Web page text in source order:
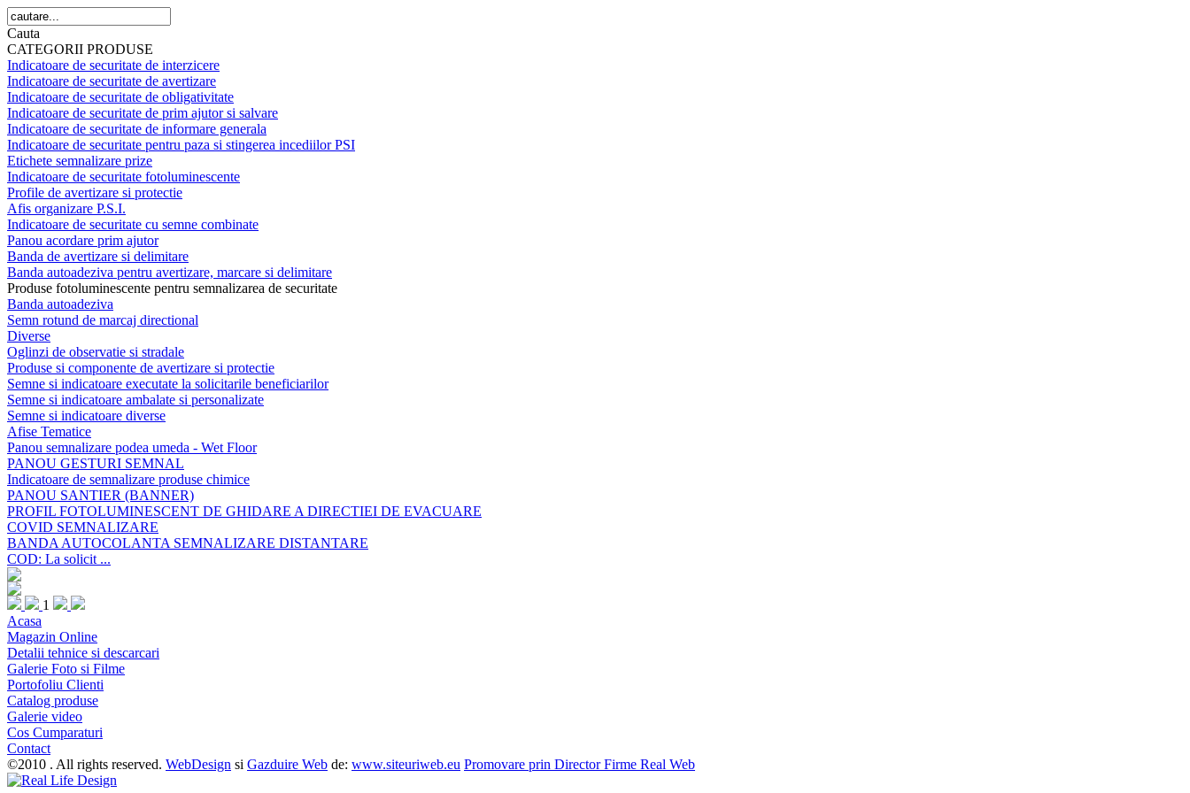
Cauta
CATEGORII PRODUSE
Indicatoare de securitate de interzicere
Indicatoare de securitate de avertizare
Indicatoare de securitate de obligativitate
Indicatoare de securitate de prim ajutor si salvare
Indicatoare de securitate de informare generala
Indicatoare de securitate pentru paza si stingerea incediilor PSI
Etichete semnalizare prize
Indicatoare de securitate fotoluminescente
Profile de avertizare si protectie
Afis organizare P.S.I.
Indicatoare de securitate cu semne combinate
Panou acordare prim ajutor
Banda de avertizare si delimitare
Banda autoadeziva pentru avertizare, marcare si delimitare
Produse fotoluminescente pentru semnalizarea de securitate
Banda autoadeziva
Semn rotund de marcaj directional
Diverse
Oglinzi de observatie si stradale
Produse si componente de avertizare si protectie
Semne si indicatoare executate la solicitarile beneficiarilor
Semne si indicatoare ambalate si personalizate
Semne si indicatoare diverse
Afise Tematice
Panou semnalizare podea umeda - Wet Floor
PANOU GESTURI SEMNAL
Indicatoare de semnalizare produse chimice
PANOU SANTIER (BANNER)
PROFIL FOTOLUMINESCENT DE GHIDARE A DIRECTIEI DE EVACUARE
COVID SEMNALIZARE
BANDA AUTOCOLANTA SEMNALIZARE DISTANTARE
COD: La solicit ...
1
Acasa
Magazin Online
Detalii tehnice si descarcari
Galerie Foto si Filme
Portofoliu Clienti
Catalog produse
Galerie video
Cos Cumparaturi
Contact
©2010 . All rights reserved. WebDesign si Gazduire Web de: www.siteuriweb.eu Promovare prin Director Firme Real Web